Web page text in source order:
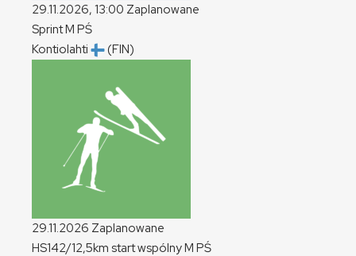
29.11.2026, 13:00 Zaplanowane
SprintM PŚ
Kontiolahti
(FIN)
29.11.2026 Zaplanowane
HS142/12,5km start wspólnyM PŚ